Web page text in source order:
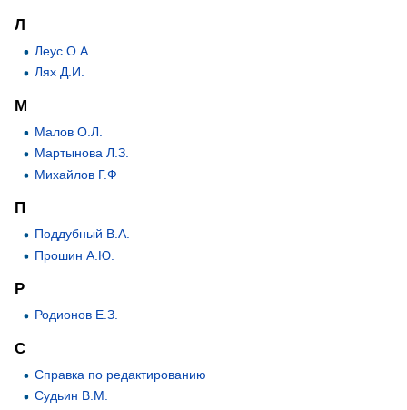
Л
Леус О.А.
Лях Д.И.
М
Малов О.Л.
Мартынова Л.З.
Михайлов Г.Ф
П
Поддубный В.А.
Прошин А.Ю.
Р
Родионов Е.З.
С
Справка по редактированию
Судьин В.М.